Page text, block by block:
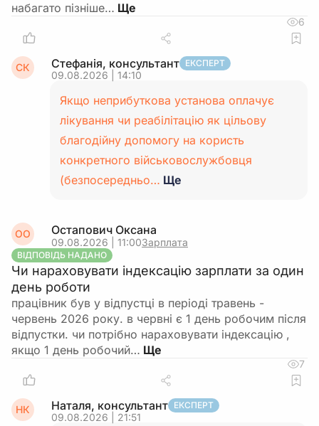
набагато пізніше…
6
СК Стефанія, консультант ЕКСПЕРТ
09.08.2026 | 14:10
Якщо неприбуткова установа оплачує
лікування чи реабілітацію як цільову
благодійну допомогу на користь
конкретного військовослужбовця
(безпосередньо… Ще
ОО Остапович Оксана
09.08.2026 | 11:00Зарплата
ВІДПОВІДЬ НАДАНО
Чи нараховувати індексацію зарплати за один
день роботи
працівник був у відпустці в періоді травень -
червень 2026 року. в червні є 1 день робочим після
відпустки. чи потрібно нараховувати індексацію ,
якщо 1 день робочий…
7
НК Наталя, консультант ЕКСПЕРТ
09.08.2026 | 21:51